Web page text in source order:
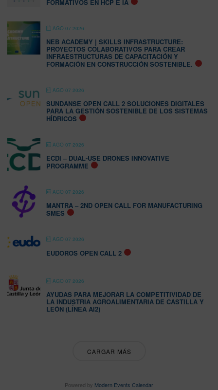
FORMATIVOS EN HCP E IA
AGO 07 2026
NEB ACADEMY | SKILLS INFRASTRUCTURE:
PROYECTOS COLABORATIVOS PARA CREAR
INFRAESTRUCTURAS DE CAPACITACIÓN Y
FORMACIÓN EN CONSTRUCCIÓN SOSTENIBLE.
AGO 07 2026
SUNDANSE OPEN CALL 2 SOLUCIONES DIGITALES
PARA LA GESTIÓN SOSTENIBLE DE LOS SISTEMAS
HÍDRICOS
AGO 07 2026
ECDI – DUAL-USE DRONES INNOVATIVE
PROGRAMME
AGO 07 2026
MANTRA – 2ND OPEN CALL FOR MANUFACTURING
SMES
AGO 07 2026
EUDOROS OPEN CALL 2
AGO 07 2026
AYUDAS PARA MEJORAR LA COMPETITIVIDAD DE
LA INDUSTRIA AGROALIMENTARIA DE CASTILLA Y
LEÓN (LÍNEA AI2)
CARGAR MÁS
Powered by Modern Events Calendar